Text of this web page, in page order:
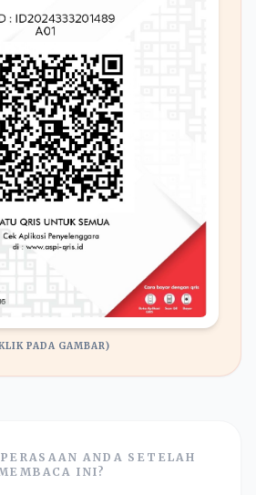
PADA GAMBAR)
ANDA SETELAH
INI?